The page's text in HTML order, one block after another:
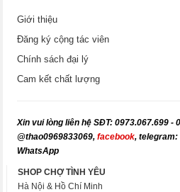
Giới thiệu
Đăng ký cộng tác viên
Chính sách đại lý
Cam kết chất lượng
Xin vui lòng liên hệ SĐT: 0973.067.699 -
@thao0969833069,facebook, telegram:
WhatsApp
SHOP CHỢ TÌNH YÊU
Hà Nội & Hồ Chí Minh